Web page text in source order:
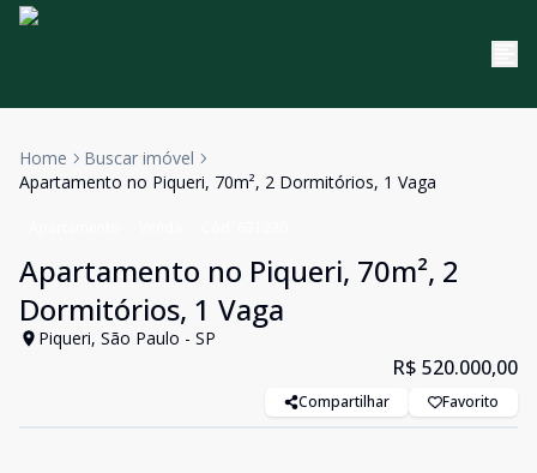
Home
Buscar imóvel
Apartamento no Piqueri, 70m², 2 Dormitórios, 1 Vaga
Apartamento no Piqueri, 70m², 2
Dormitórios, 1 Vaga
Piqueri, São Paulo - SP
R$ 520.000,00
Compartilhar Favorito